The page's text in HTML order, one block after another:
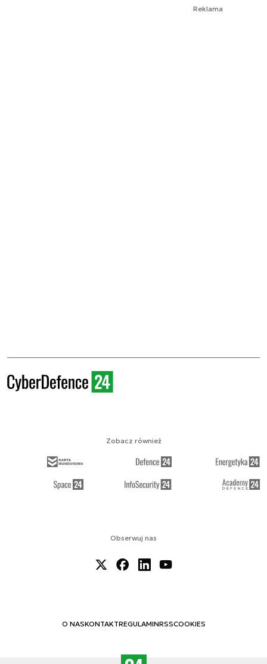
Reklama
Obserwuj nas
O NASKONTAKTREGULAMINRSSCOOKIES
Zobacz również